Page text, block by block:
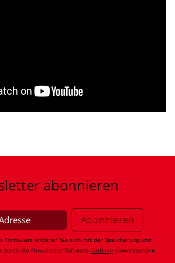
abonnieren
Formulars erklären Sie sich mit der Speicherung und
durch die Newsletter-Software dodeley einverstanden.